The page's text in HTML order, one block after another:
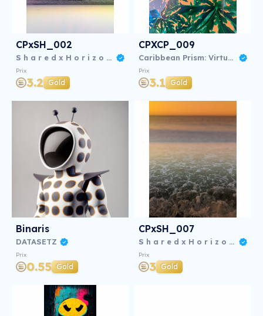
CPxSH_002
S h a r e d x H o r i z o n s
Prix
3.2 Gold
CPXCP_009
Caribbean Prism: Virtual NFT Exhibition
Prix
3.1 Gold
Binaris
DATASETZ
Prix
0.55 Gold
CPxSH_007
S h a r e d x H o r i z o n s
Prix
3 Gold